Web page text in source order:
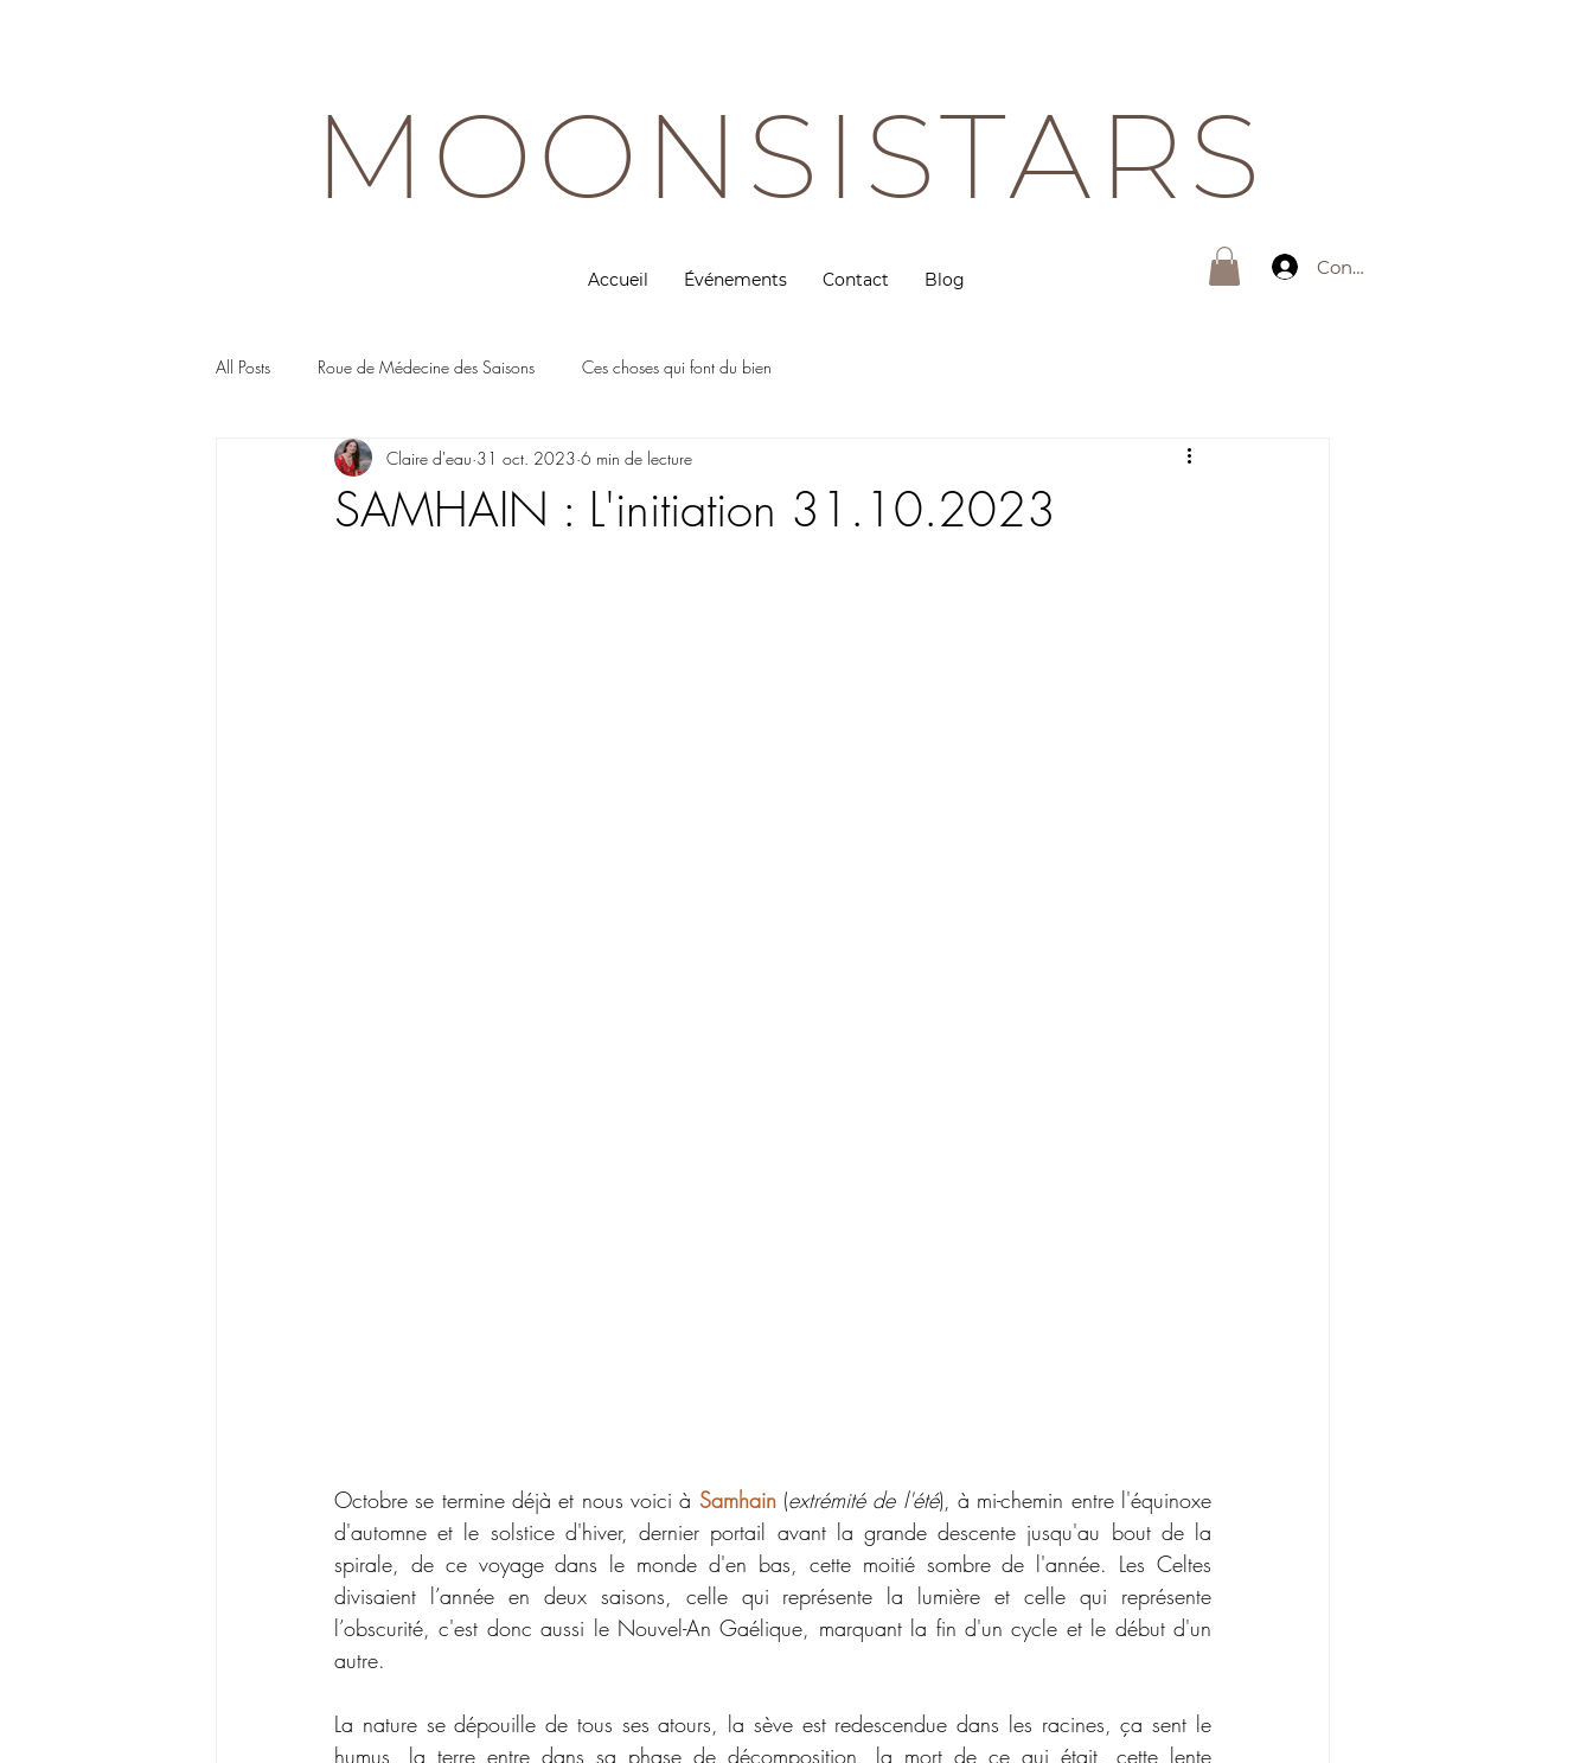
MOONSISTARS
Accueil Événements Contact Blog
Connexion
All Posts Roue de Médecine des Saisons Ces choses qui font du bien
SAMHAIN : L'initiation 31.10.2023
Claire d'eau 31 oct. 2023 6 min de lecture
Octobre se termine déjà et nous voici à Samhain (extrémité de l'été), à mi-chemin entre l'équinoxe
d'automne et le solstice d'hiver, dernier portail avant la grande descente jusqu'au bout de la
spirale, de ce voyage dans le monde d'en bas, cette moitié sombre de l'année. Les Celtes
divisaient l’année en deux saisons, celle qui représente la lumière et celle qui représente
l’obscurité, c'est donc aussi le Nouvel-An Gaélique, marquant la fin d'un cycle et le début d'un
autre.
La nature se dépouille de tous ses atours, la sève est redescendue dans les racines, ça sent le
humus, la terre entre dans sa phase de décomposition, la mort de ce qui était, cette lente